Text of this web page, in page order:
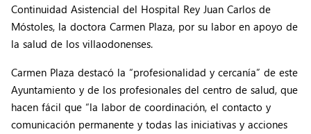
Continuidad Asistencial del Hospital Rey Juan Carlos de
Móstoles, la doctora Carmen Plaza, por su labor en apoyo de
la salud de los villaodonenses.
Carmen Plaza destacó la “profesionalidad y cercanía” de este
Ayuntamiento y de los profesionales del centro de salud, que
hacen fácil que “la labor de coordinación, el contacto y
comunicación permanente y todas las iniciativas y acciones